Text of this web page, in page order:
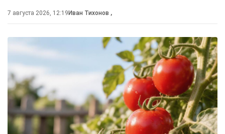
7 августа 2026, 12:19 Иван Тихонов ,